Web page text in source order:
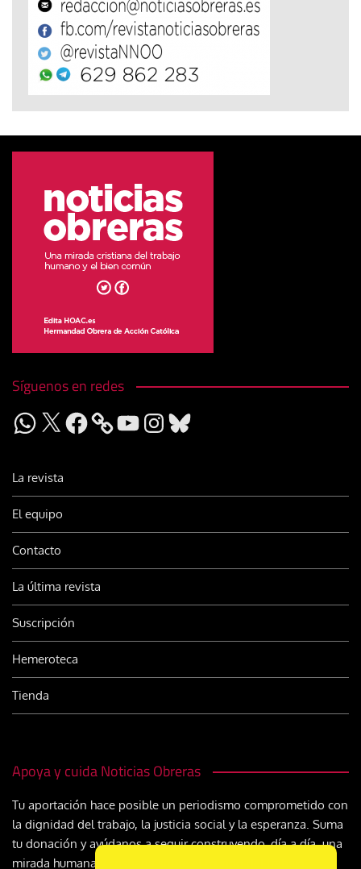
Síguenos en redes
WhatsApp
X Facebook YouTubeInstagram
Bluesky
La revista
El equipo
Contacto
La última revista
Suscripción
Hemeroteca
Tienda
Apoya y cuida Noticias Obreras
Tu aportación hace posible un periodismo comprometido con
la dignidad del trabajo, la justicia social y la esperanza. Suma
tu donación y ayúdanos a seguir construyendo, día a día, una
mirada humana y cristiana sobre el mundo del trabajo